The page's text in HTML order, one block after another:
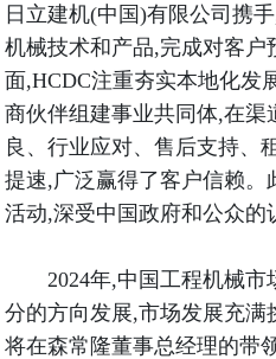
日立建机(中国)有限公司携
机械技术和产品,完成对客户
面,HCDC注重夯实本地化发
商伙伴组建事业共同体,在
良、行业应对、售后支持、
提速,广泛赢得了客户信赖。
活动,深受中国政府和公众的
2024年,中国工程机械
分的方向发展,市场发展充满
将在森常隆董事总经理的带